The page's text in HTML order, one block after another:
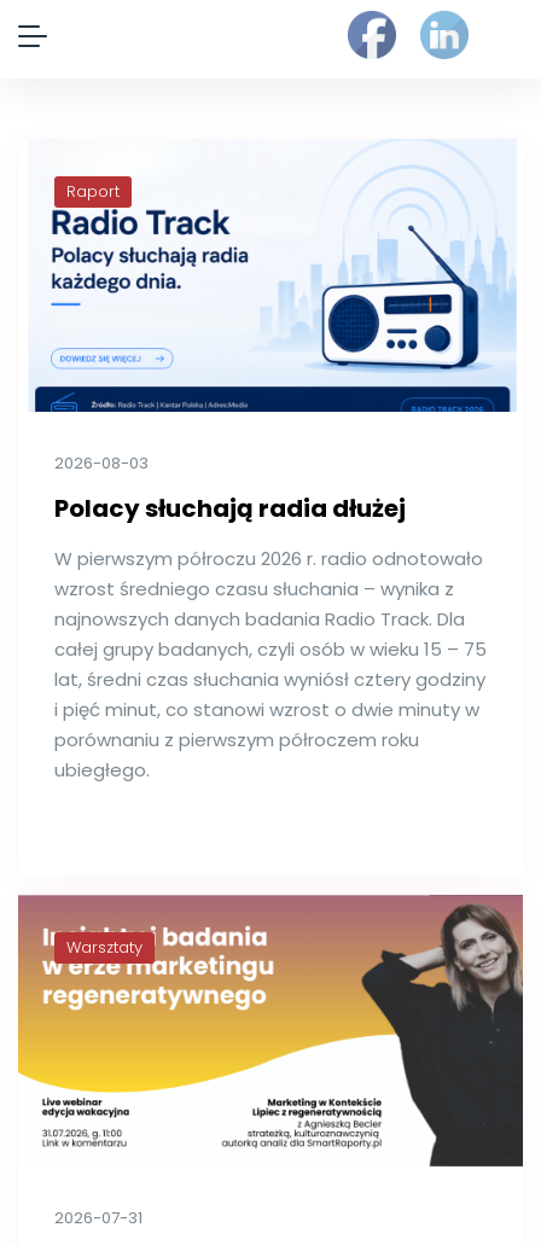
Raport
2026-08-03
Polacy słuchają radia dłużej
W pierwszym półroczu 2026 r. radio odnotowało
wzrost średniego czasu słuchania – wynika z
najnowszych danych badania Radio Track. Dla
całej grupy badanych, czyli osób w wieku 15 – 75
lat, średni czas słuchania wyniósł cztery godziny
i pięć minut, co stanowi wzrost o dwie minuty w
porównaniu z pierwszym półroczem roku
ubiegłego.
Warsztaty
2026-07-31